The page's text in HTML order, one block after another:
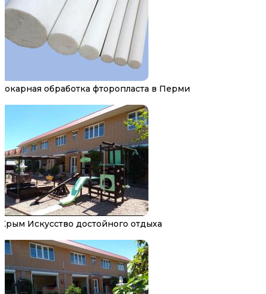
Токарная обработка фторопласта в Перми
Крым Искусство достойного отдыха